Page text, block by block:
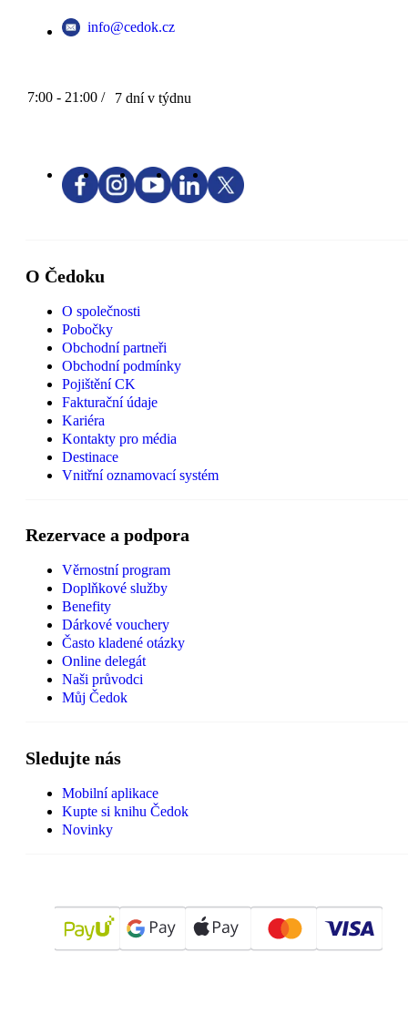
info@cedok.cz
7:00 - 21:00 / 7 dní v týdnu
O Čedoku
O společnosti
Pobočky
Obchodní partneři
Obchodní podmínky
Pojištění CK
Fakturační údaje
Kariéra
Kontakty pro média
Destinace
Vnitřní oznamovací systém
Rezervace a podpora
Věrnostní program
Doplňkové služby
Benefity
Dárkové vouchery
Často kladené otázky
Online delegát
Naši průvodci
Můj Čedok
Sledujte nás
Mobilní aplikace
Kupte si knihu Čedok
Novinky